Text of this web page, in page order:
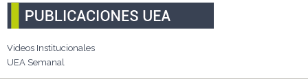
Videos Institucionales
UEA Semanal